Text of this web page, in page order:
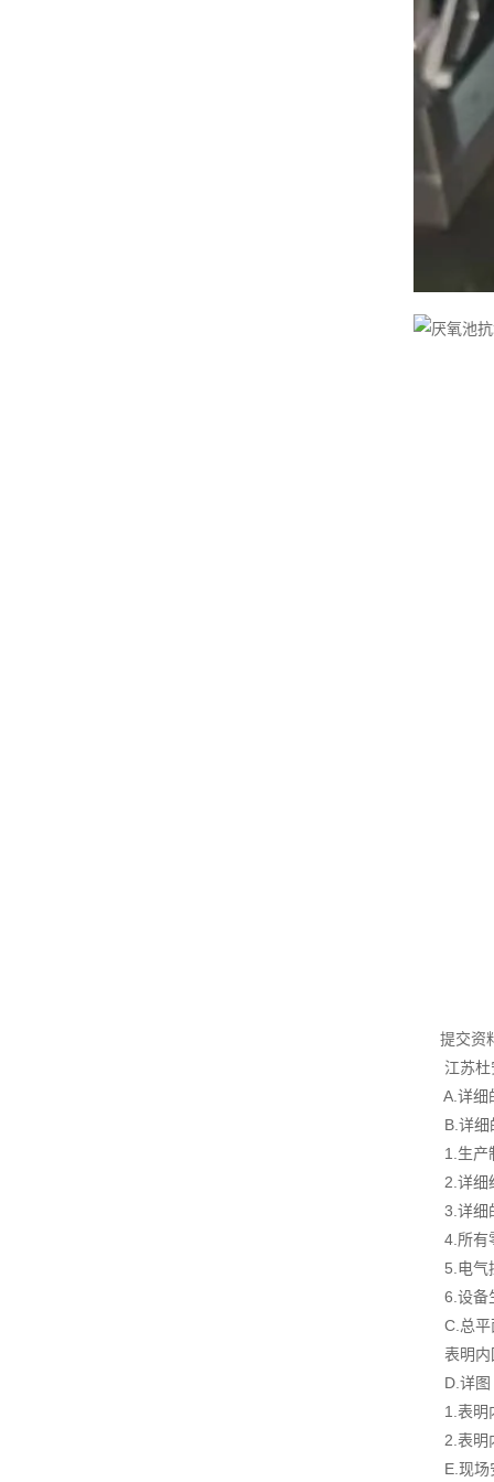
提交资
江苏杜安
A.详细的
B.详细的
1.生产
2.详细结
3.详细的
4.所有
5.电气控
6.设备生
C.总平
表明内回
D.详图
1.表明内
2.表明内
E.现场安